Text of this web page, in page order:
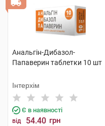
Анальгін-Дибазол-
Папаверин таблетки 10 шт
Інтерхім
Є в наявності
від 54.40 грн